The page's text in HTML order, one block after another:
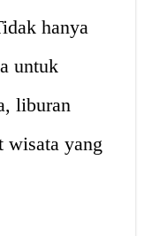
hanya
untuk
liburan
wisata yang